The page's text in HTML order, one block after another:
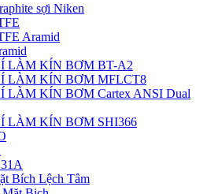
sợi Niken
Aramid
LÀM KÍN BƠM BT-A2
LÀM KÍN BƠM MFLCT8
LÀM KÍN BƠM Cartex ANSI Dual
LÀM KÍN BƠM SHI366
Bích Lệch Tâm